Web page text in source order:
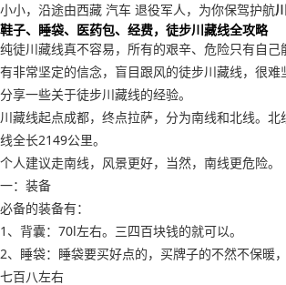
小小，沿途由西藏 汽车 退役军人，为你保驾护航
鞋子、睡袋、医药包、经费，徒步川藏线全攻略
纯徒川藏线真不容易，所有的艰辛、危险只有自
有非常坚定的信念，盲目跟风的徒步川藏线，很难
分享一些关于徒步川藏线的经验。
川藏线起点成都，终点拉萨，分为南线和北线。
线全长2149公里。
个人建议走南线，风景更好，当然，南线更危险。
一：装备
必备的装备有：
1、背囊：70l左右。三四百块钱的就可以。
2、睡袋：睡袋要买好点的，买牌子的不然不保暖
七百八左右